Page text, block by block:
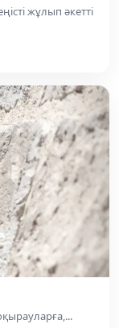
жұлып әкетті